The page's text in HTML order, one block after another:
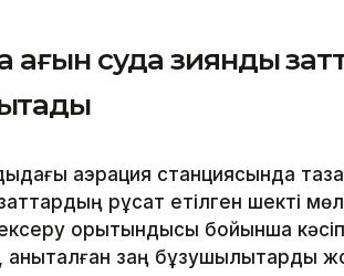
суда зиянды
аэрация станциясында
рұқсат етілген шекті
қорытындысы бойынша
заң бұзушылықтарды